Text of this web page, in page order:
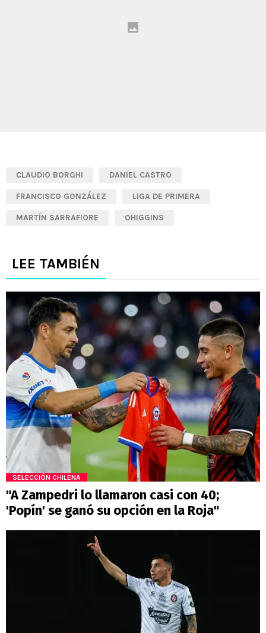
CLAUDIO BORGHI DANIEL CASTRO
FRANCISCO GONZÁLEZ LIGA DE PRIMERA
MARTÍN SARRAFIORE OHIGGINS
LEE TAMBIÉN
SELECCIÓN CHILENA
"A Zampedri lo llamaron casi con 40;
'Popín' se ganó su opción en la Roja"